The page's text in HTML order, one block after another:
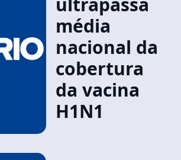
média
nacional da
cobertura
da vacina
H1N1